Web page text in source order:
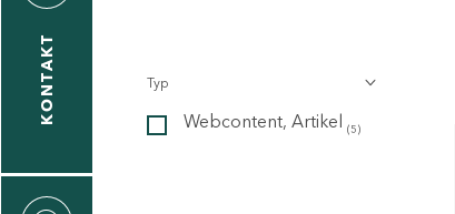
KONTAKT Typ
Webcontent, Artikel (5)